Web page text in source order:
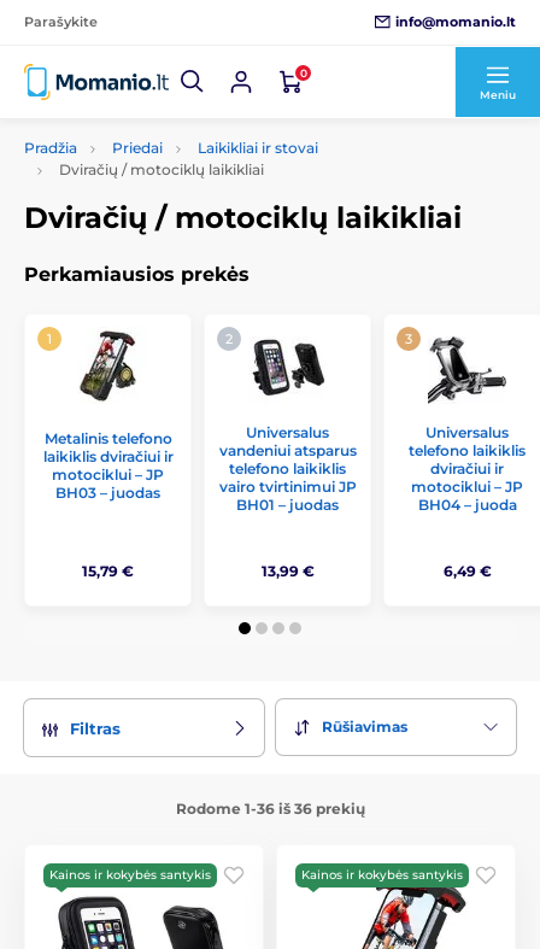
Parašykite info@momanio.lt
0
Meniu
Pradžia Priedai
Laikikliai ir stovai
Dviračių / motociklų laikikliai
Dviračių / motociklų laikikliai
Perkamiausios prekės
Metalinis telefono
laikiklis dviračiui ir
motociklui – JP
BH03 – juodas
15,79 €
Universalus
vandeniui atsparus
telefono laikiklis
vairo tvirtinimui JP
BH01 – juodas
13,99 €
Universalus
telefono laikiklis
dviračiui ir
motociklui – JP
BH04 – juoda
6,49 €
Filtras Rūšiavimas
Rodome 1-36 iš 36 prekių
Kainos ir kokybės santykis Kainos ir kokybės santykis